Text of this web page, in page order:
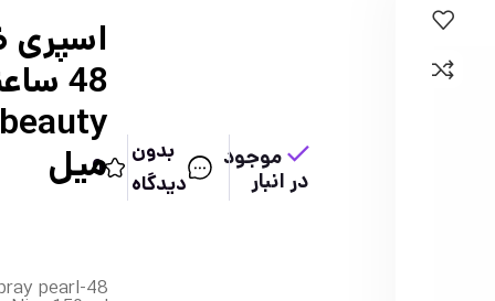
موجود
در انبار
بدون
دیدگاه
0
اسپری
میل
pearl